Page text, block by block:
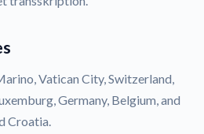
Vatican City, Switzerland,
Germany, Belgium, and
Croatia.